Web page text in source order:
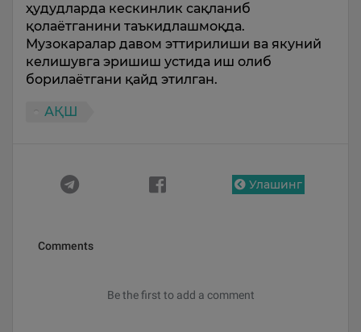
ҳудудларда кескинлик сақланиб
қолаётганини таъкидлашмоқда.
Музокаралар давом эттирилиши ва якуний
келишувга эришиш устида иш олиб
борилаётгани қайд этилган.
АҚШ
Улашинг